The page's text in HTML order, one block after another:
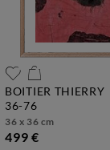
BOITIER THIERRY
36-76
36 x 36 cm
499 €